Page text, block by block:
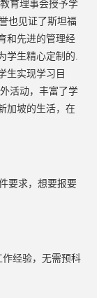
育理事会授予学
也见证了斯坦福
和先进的管理经
学生精心定制的.
生实现学习目
活动，丰富了学
加坡的生活，在
要求，想要报要
经验，无需预科